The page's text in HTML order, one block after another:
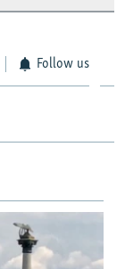
Follow us